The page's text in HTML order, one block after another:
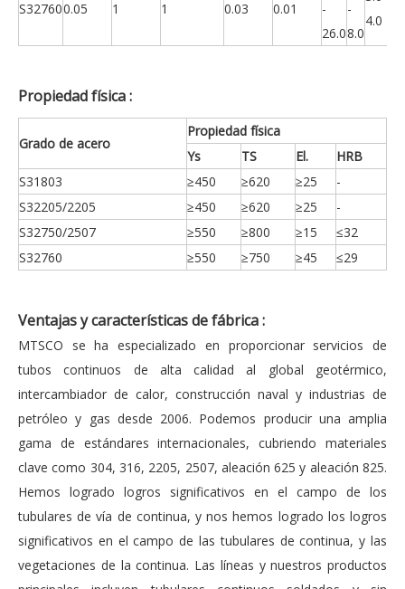
S327600.05 1 1 0.03 0.01
-
26.0
-
8.0
4.0
Propiedad física:
Grado de acero
Propiedad física
Ys
TS El.
HRB
S31803
≥450 ≥620 ≥25
-
S32205/2205
≥450 ≥620 ≥25
-
S32750/2507
≥550 ≥800 ≥15
≤32
S32760
≥550 ≥750 ≥45 ≤29
Ventajas y características de fábrica:
MTSCO se ha especializado en proporcionar servicios de
tubos continuos de alta calidad al global geotérmico,
intercambiador de calor, construcción naval y industrias de
petróleo y gas desde 2006. Podemos producir una amplia
gama de estándares internacionales, cubriendo materiales
clave como 304, 316, 2205, 2507, aleación 625 y aleación 825.
Hemos logrado logros significativos en el campo de los
tubulares de vía de continua, y nos hemos logrado los logros
significativos en el campo de las tubulares de continua, y las
vegetaciones de la continua. Las líneas y nuestros productos